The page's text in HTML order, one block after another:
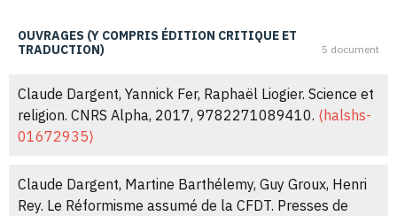
Claude Dargent. Yannick Fer, Gwendoline Malogne-Fer,
Le protestantisme à Paris, Genève, Labor et Fides.
pp.342.⟨hal-04042573⟩
Claude Dargent. Croyances religieuses, valeurs et choix
2015, 389.⟨hal-01506865⟩
pp.42, 2003. ⟨hal-03458659⟩
OUVRAGES (Y COMPRIS ÉDITION CRITIQUE ET
TRADUCTION)
5 document
Claude Dargent, Yannick Fer, Raphaël Liogier. Science et
religion. CNRS Alpha, 2017, 9782271089410. ⟨halshs-
01672935⟩
Claude Dargent, Martine Barthélemy, Guy Groux, Henri
Rey. Le Réformisme assumé de la CFDT. Presses de